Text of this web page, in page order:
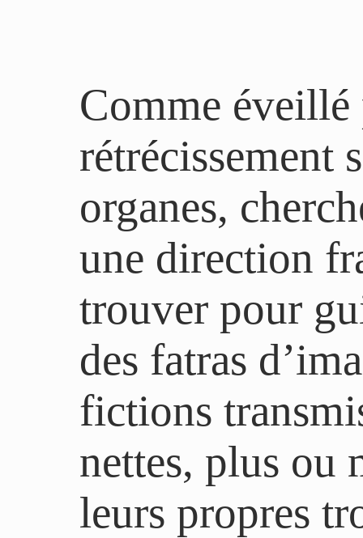
Comme éveillé
rétrécissement
organes,
une direction
trouver pour
des fatras
fictions
nettes, plus ou
leurs propres